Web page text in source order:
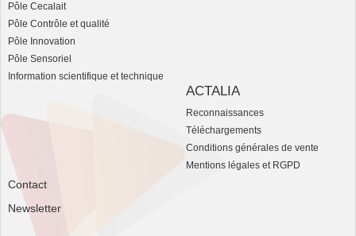
Pôle Cecalait
Pôle Contrôle et qualité
Pôle Innovation
Pôle Sensoriel
Information scientifique et technique
ACTALIA
Reconnaissances
Téléchargements
Conditions générales de vente
Mentions légales et RGPD
Contact
Newsletter